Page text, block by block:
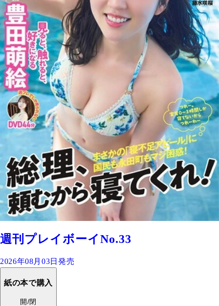
週刊プレイボーイNo.33
2026年08月03日発売
紙の本で購入
開/閉